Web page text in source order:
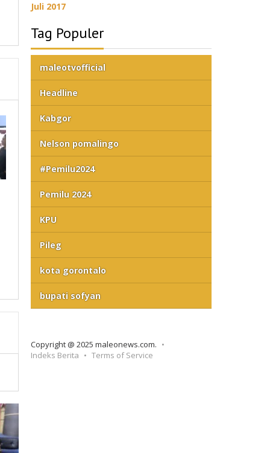
Juli 2017
Tag Populer
maleotvofficial
Headline
Kabgor
Nelson pomalingo
#Pemilu2024
Pemilu 2024
KPU
Pileg
kota gorontalo
bupati sofyan
Copyright @ 2025 maleonews.com.
Indeks Berita
Terms of Service